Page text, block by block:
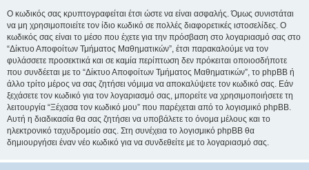
Ο κωδικός σας κρυπτογραφείται έτσι ώστε να είναι ασφαλής. Όμως συνιστάται
να μη χρησιμοποιείτε τον ίδιο κωδικό σε πολλές διαφορετικές ιστοσελίδες. Ο
κωδικός σας είναι το μέσο που έχετε για την πρόσβαση στο λογαριασμό σας στο
“Δίκτυο Αποφοίτων Τμήματος Μαθηματικών”, έτσι παρακαλούμε να τον
φυλάσσετε προσεκτικά και σε καμία περίπτωση δεν πρόκειται οποιοσδήποτε
που συνδέεται με το “Δίκτυο Αποφοίτων Τμήματος Μαθηματικών”, το phpBB ή
άλλο τρίτο μέρος να σας ζητήσει νόμιμα να αποκαλύψετε τον κωδικό σας. Εάν
ξεχάσετε τον κωδικό για τον λογαριασμό σας, μπορείτε να χρησιμοποιήσετε τη
λειτουργία “Ξέχασα τον κωδικό μου” που παρέχεται από το λογισμικό phpBB.
Αυτή η διαδικασία θα σας ζητήσει να υποβάλετε το όνομα μέλους και το
ηλεκτρονικό ταχυδρομείο σας. Στη συνέχεια το λογισμικό phpBB θα
δημιουργήσει έναν νέο κωδικό για να συνδεθείτε με το λογαριασμό σας.